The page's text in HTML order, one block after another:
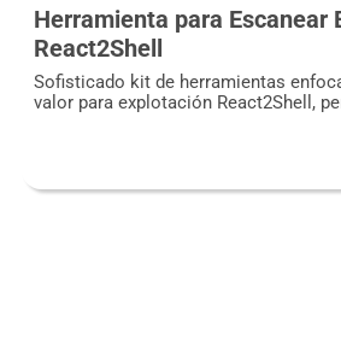
Herramienta para Escanear
React2Shell
Sofisticado kit de herramientas
valor para explotación React2Shell,